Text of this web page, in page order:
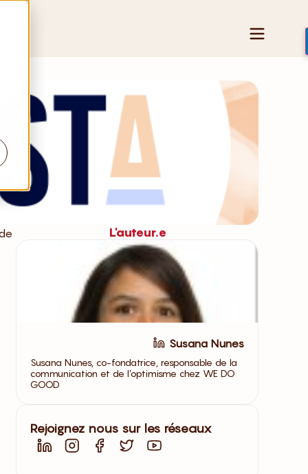
L'auteur.e
Susana Nunes
Susana Nunes, co-fondatrice, responsable de la
communication et de l’optimisme chez WE DO
GOOD
Rejoignez nous sur les réseaux